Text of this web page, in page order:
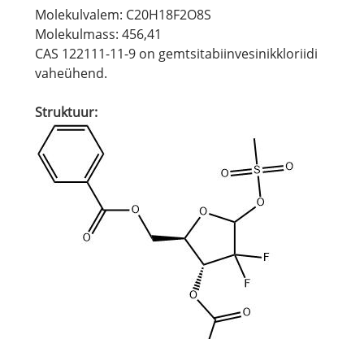
Molekulvalem: C20H18F2O8S
Molekulmass: 456,41
CAS 122111-11-9 on gemtsitabiinvesinikkloriidi
vaheühend.
Struktuur: